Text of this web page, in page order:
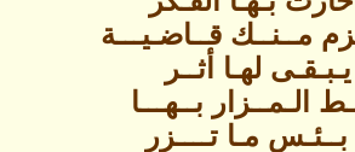
مــنــك قــاضـيـــة
لهـا أثــر
الـمــزار بــهـــا
مـا تــــزر